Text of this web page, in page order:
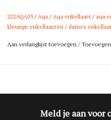
222AQA03 /Aqa /Aqa enkellaars /aqa
kleurige enkellaarzen /dames
Aan verlanglijst toevoegen /
Meld je aan voor